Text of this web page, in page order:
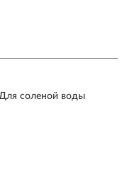
соленой воды